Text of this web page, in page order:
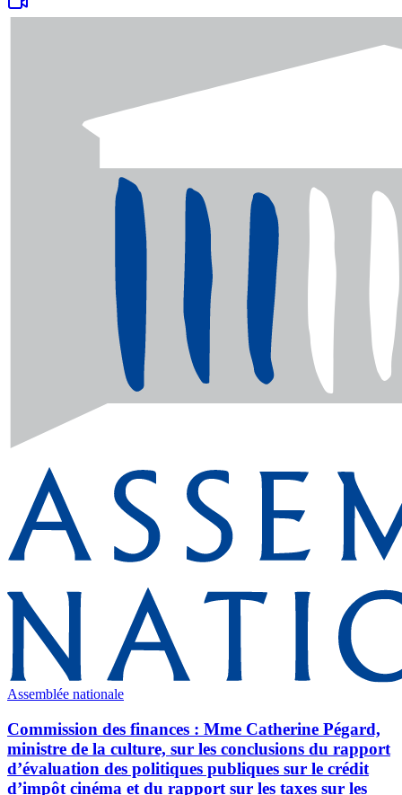
Assemblée nationale
Commission des finances : Mme Catherine Pégard,
ministre de la culture, sur les conclusions du rapport
d’évaluation des politiques publiques sur le crédit
d’impôt cinéma et du rapport sur les taxes sur les